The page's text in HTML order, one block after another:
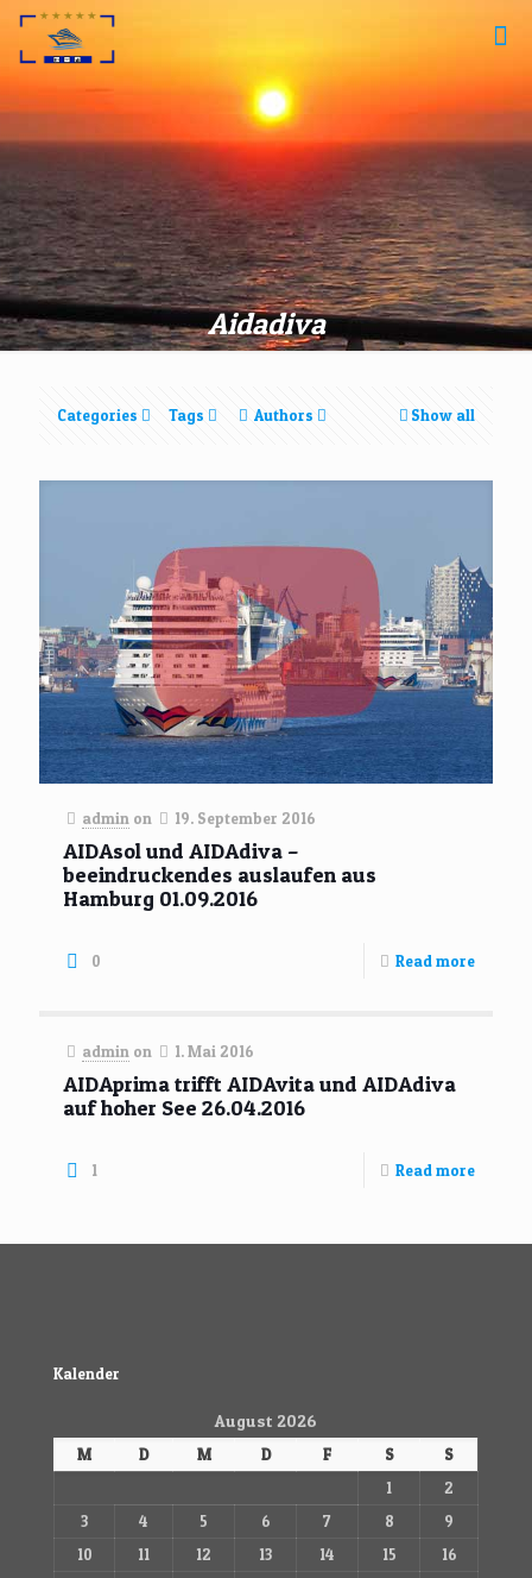
Aidadiva
Categories Tags Authors Show all
admin on 19. September 2016
AIDAsol und AIDAdiva –
beeindruckendes auslaufen aus
Hamburg 01.09.2016
0 Read more
admin on 1. Mai 2016
AIDAprima trifft AIDAvita und AIDAdiva
auf hoher See 26.04.2016
1 Read more
Kalender
August 2026
M D M D F S
S
1
2
3
4 5 6 7 8
9
10
11 12 13 14 15
16